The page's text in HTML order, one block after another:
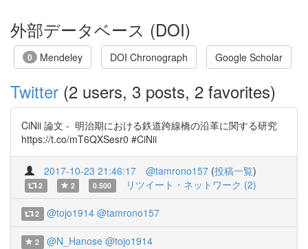
外部データベース (DOI)
0 Mendeley DOI Chronograph Google Scholar
Twitter (2 users, 3 posts, 2 favorites)
CiNii 論文 - 明治期における鉄道跨線橋の沿革に関する研究
https://t.co/mT6QXSesr0 #CiNii
2017-10-23 21:46:17 @tamrono157 (投稿一覧)
2 2 0.500 リツイート・ネットワーク (2)
2 @tojo1914 @tamrono157
2 @N_Hanose @tojo1914